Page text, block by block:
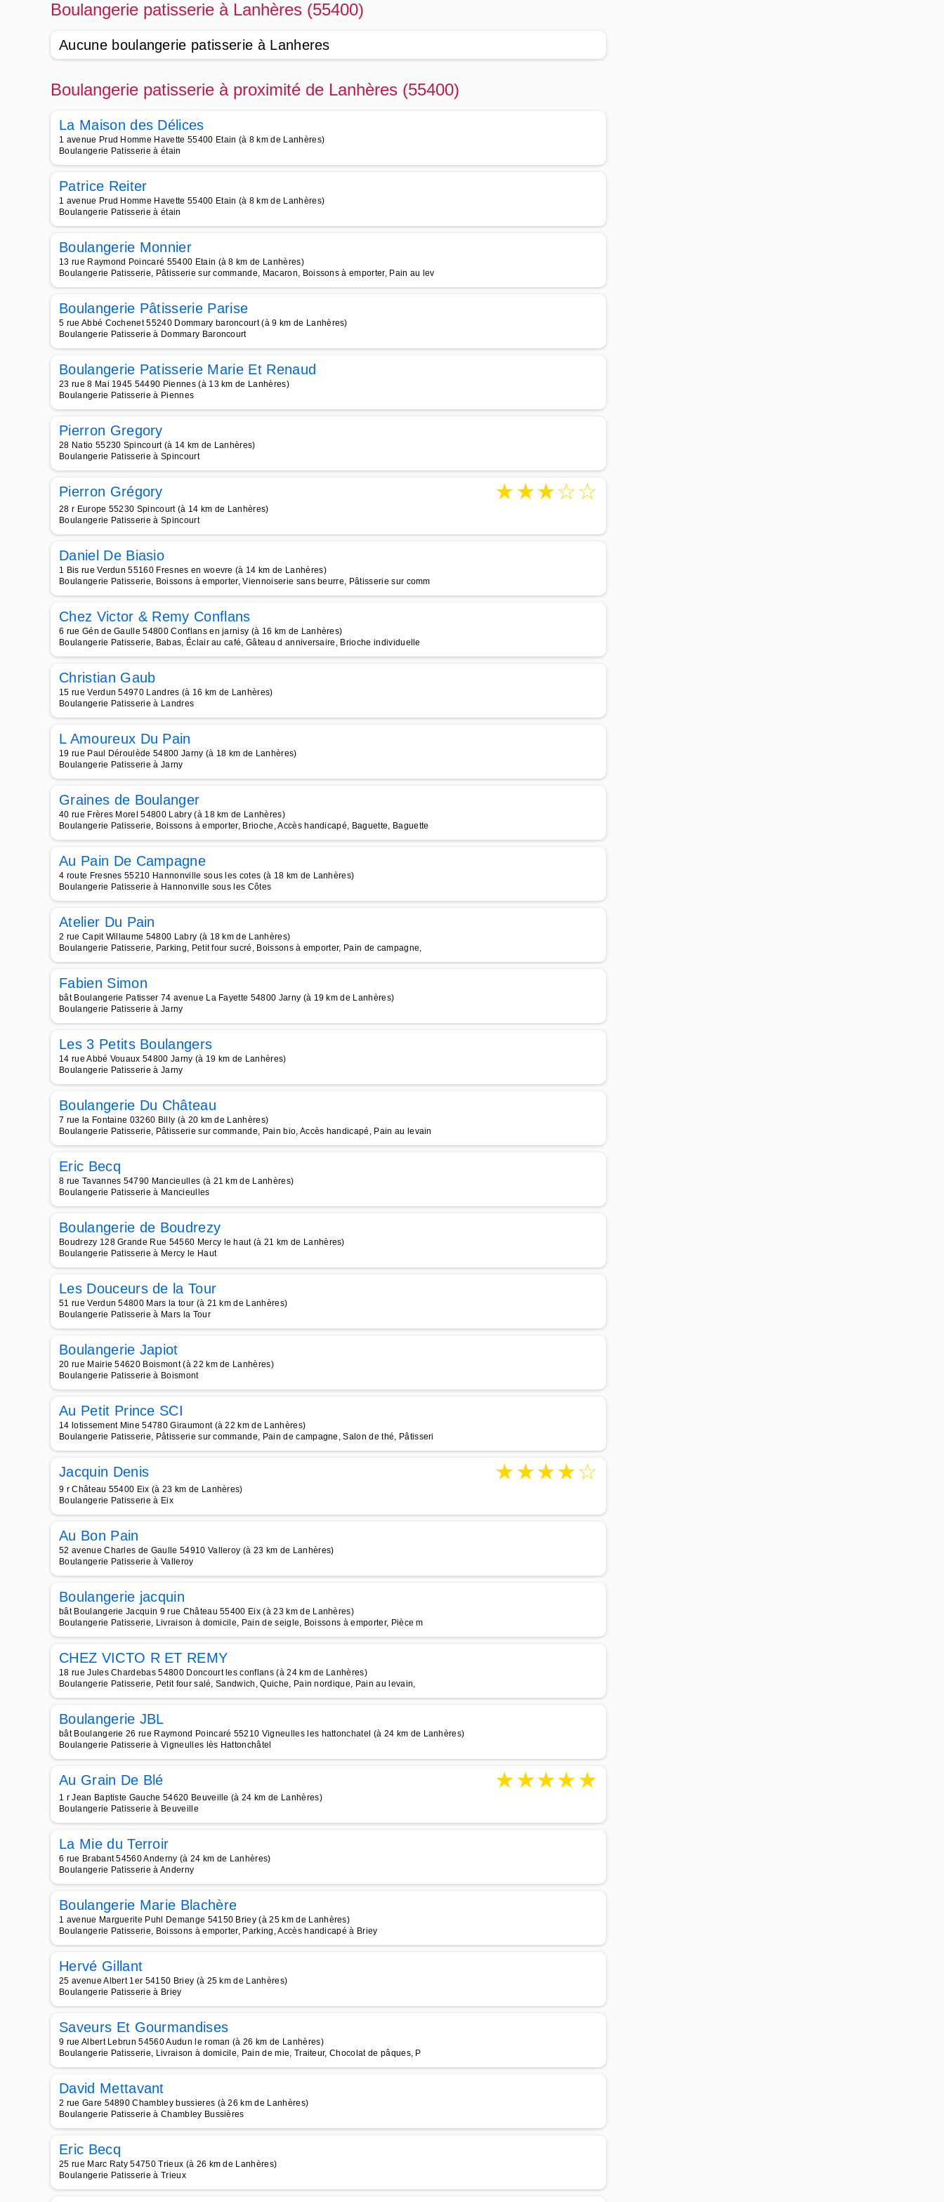
Boulangerie patisserie à Lanhères (55400)
Aucune boulangerie patisserie à Lanheres
Boulangerie patisserie à proximité de Lanhères (55400)
La Maison des Délices
1 avenue Prud Homme Havette 55400 Etain (à 8 km de Lanhères)
Boulangerie Patisserie à étain
Patrice Reiter
1 avenue Prud Homme Havette 55400 Etain (à 8 km de Lanhères)
Boulangerie Patisserie à étain
Boulangerie Monnier
13 rue Raymond Poincaré 55400 Etain (à 8 km de Lanhères)
Boulangerie Patisserie, Pâtisserie sur commande, Macaron, Boissons à emporter, Pain au lev
Boulangerie Pâtisserie Parise
5 rue Abbé Cochenet 55240 Dommary baroncourt (à 9 km de Lanhères)
Boulangerie Patisserie à Dommary Baroncourt
Boulangerie Patisserie Marie Et Renaud
23 rue 8 Mai 1945 54490 Piennes (à 13 km de Lanhères)
Boulangerie Patisserie à Piennes
Pierron Gregory
28 Natio 55230 Spincourt (à 14 km de Lanhères)
Boulangerie Patisserie à Spincourt
Pierron Grégory ★★★☆☆
28 r Europe 55230 Spincourt (à 14 km de Lanhères)
Boulangerie Patisserie à Spincourt
Daniel De Biasio
1 Bis rue Verdun 55160 Fresnes en woevre (à 14 km de Lanhères)
Boulangerie Patisserie, Boissons à emporter, Viennoiserie sans beurre, Pâtisserie sur comm
Chez Victor & Remy Conflans
6 rue Gén de Gaulle 54800 Conflans en jarnisy (à 16 km de Lanhères)
Boulangerie Patisserie, Babas, Éclair au café, Gâteau d anniversaire, Brioche individuelle
Christian Gaub
15 rue Verdun 54970 Landres (à 16 km de Lanhères)
Boulangerie Patisserie à Landres
L Amoureux Du Pain
19 rue Paul Déroulède 54800 Jarny (à 18 km de Lanhères)
Boulangerie Patisserie à Jarny
Graines de Boulanger
40 rue Frères Morel 54800 Labry (à 18 km de Lanhères)
Boulangerie Patisserie, Boissons à emporter, Brioche, Accès handicapé, Baguette, Baguette
Au Pain De Campagne
4 route Fresnes 55210 Hannonville sous les cotes (à 18 km de Lanhères)
Boulangerie Patisserie à Hannonville sous les Côtes
Atelier Du Pain
2 rue Capit Willaume 54800 Labry (à 18 km de Lanhères)
Boulangerie Patisserie, Parking, Petit four sucré, Boissons à emporter, Pain de campagne,
Fabien Simon
bât Boulangerie Patisser 74 avenue La Fayette 54800 Jarny (à 19 km de Lanhères)
Boulangerie Patisserie à Jarny
Les 3 Petits Boulangers
14 rue Abbé Vouaux 54800 Jarny (à 19 km de Lanhères)
Boulangerie Patisserie à Jarny
Boulangerie Du Château
7 rue la Fontaine 03260 Billy (à 20 km de Lanhères)
Boulangerie Patisserie, Pâtisserie sur commande, Pain bio, Accès handicapé, Pain au levain
Eric Becq
8 rue Tavannes 54790 Mancieulles (à 21 km de Lanhères)
Boulangerie Patisserie à Mancieulles
Boulangerie de Boudrezy
Boudrezy 128 Grande Rue 54560 Mercy le haut (à 21 km de Lanhères)
Boulangerie Patisserie à Mercy le Haut
Les Douceurs de la Tour
51 rue Verdun 54800 Mars la tour (à 21 km de Lanhères)
Boulangerie Patisserie à Mars la Tour
Boulangerie Japiot
20 rue Mairie 54620 Boismont (à 22 km de Lanhères)
Boulangerie Patisserie à Boismont
Au Petit Prince SCI
14 lotissement Mine 54780 Giraumont (à 22 km de Lanhères)
Boulangerie Patisserie, Pâtisserie sur commande, Pain de campagne, Salon de thé, Pâtisseri
Jacquin Denis ★★★★☆
9 r Château 55400 Eix (à 23 km de Lanhères)
Boulangerie Patisserie à Eix
Au Bon Pain
52 avenue Charles de Gaulle 54910 Valleroy (à 23 km de Lanhères)
Boulangerie Patisserie à Valleroy
Boulangerie jacquin
bât Boulangerie Jacquin 9 rue Château 55400 Eix (à 23 km de Lanhères)
Boulangerie Patisserie, Livraison à domicile, Pain de seigle, Boissons à emporter, Pièce m
CHEZ VICTO R ET REMY
18 rue Jules Chardebas 54800 Doncourt les conflans (à 24 km de Lanhères)
Boulangerie Patisserie, Petit four salé, Sandwich, Quiche, Pain nordique, Pain au levain,
Boulangerie JBL
bât Boulangerie 26 rue Raymond Poincaré 55210 Vigneulles les hattonchatel (à 24 km de Lanhères)
Boulangerie Patisserie à Vigneulles lès Hattonchâtel
Au Grain De Blé ★★★★★
1 r Jean Baptiste Gauche 54620 Beuveille (à 24 km de Lanhères)
Boulangerie Patisserie à Beuveille
La Mie du Terroir
6 rue Brabant 54560 Anderny (à 24 km de Lanhères)
Boulangerie Patisserie à Anderny
Boulangerie Marie Blachère
1 avenue Marguerite Puhl Demange 54150 Briey (à 25 km de Lanhères)
Boulangerie Patisserie, Boissons à emporter, Parking, Accès handicapé à Briey
Hervé Gillant
25 avenue Albert 1er 54150 Briey (à 25 km de Lanhères)
Boulangerie Patisserie à Briey
Saveurs Et Gourmandises
9 rue Albert Lebrun 54560 Audun le roman (à 26 km de Lanhères)
Boulangerie Patisserie, Livraison à domicile, Pain de mie, Traiteur, Chocolat de pâques, P
David Mettavant
2 rue Gare 54890 Chambley bussieres (à 26 km de Lanhères)
Boulangerie Patisserie à Chambley Bussières
Eric Becq
25 rue Marc Raty 54750 Trieux (à 26 km de Lanhères)
Boulangerie Patisserie à Trieux